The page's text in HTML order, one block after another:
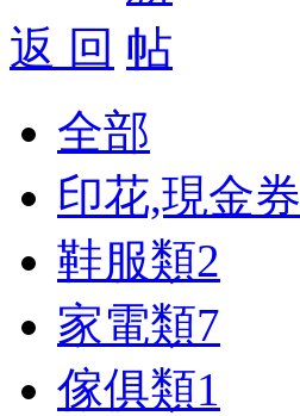
返 回
全部
印花,現金券
鞋服類2
家電類7
傢俱類1